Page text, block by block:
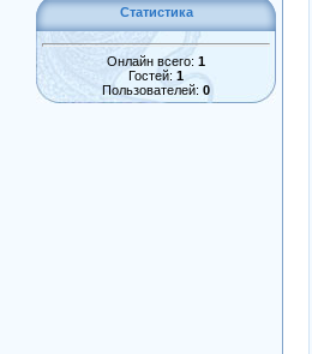
Статистика
Онлайн всего: 1
Гостей: 1
Пользователей: 0